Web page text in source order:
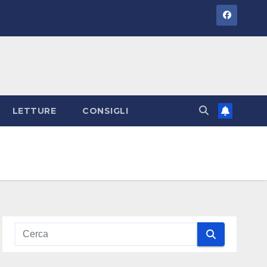
LETTURE CONSIGLI